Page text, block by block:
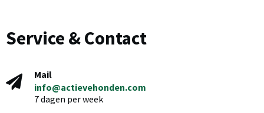
Service & Contact
Mail
info@actievehonden.com
7 dagen per week